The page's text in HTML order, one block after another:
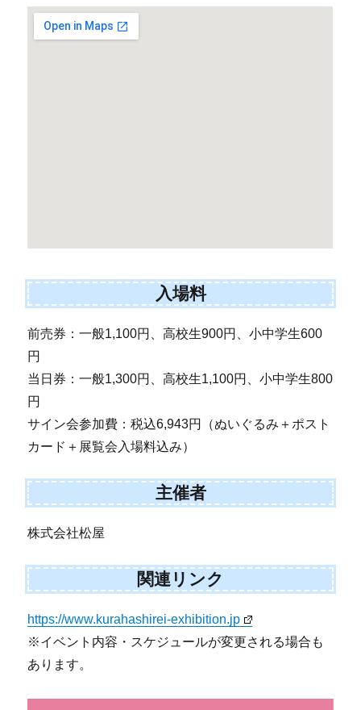
入場料
前売券：一般1,100円、高校生900円、小中学生600
円
当日券：一般1,300円、高校生1,100円、小中学生800
円
サイン会参加費：税込6,943円（ぬいぐるみ＋ポスト
カード＋展覧会入場料込み）
主催者
株式会社松屋
関連リンク
https://www.kurahashirei-exhibition.jp
※イベント内容・スケジュールが変更される場合も
あります。